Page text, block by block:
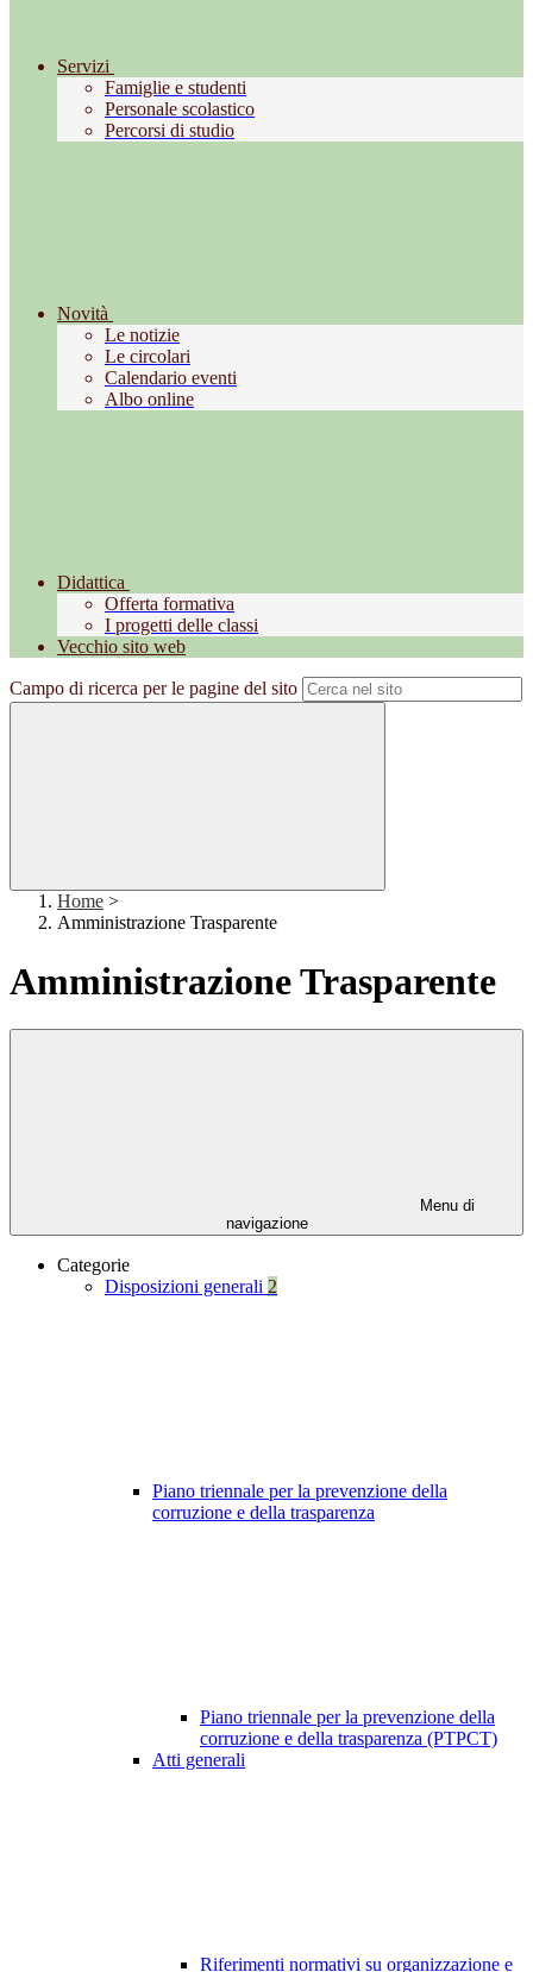
Servizi
Famiglie e studenti
Personale scolastico
Percorsi di studio
Novità
Le notizie
Le circolari
Calendario eventi
Albo online
Didattica
Offerta formativa
I progetti delle classi
Vecchio sito web
Campo di ricerca per le pagine del sito
Home >
Amministrazione Trasparente
Amministrazione Trasparente
Menu di
navigazione
Categorie
Disposizioni generali 2
Piano triennale per la prevenzione della
corruzione e della trasparenza
Piano triennale per la prevenzione della
corruzione e della trasparenza (PTPCT)
Atti generali
Riferimenti normativi su organizzazione e